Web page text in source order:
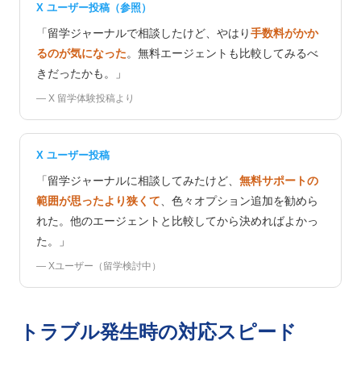
X ユーザー投稿（参照）
「留学ジャーナルで相談したけど、やはり手数料がかか
るのが気になった。無料エージェントも比較してみるべ
きだったかも。」
— X 留学体験投稿より
X ユーザー投稿
「留学ジャーナルに相談してみたけど、 無料サポートの
範囲が思ったより狭くて 、色々オプション追加を勧めら
れた。他のエージェントと比較してから決めればよかっ
た。」
— Xユーザー（留学検討中）
トラブル発生時の対応スピード